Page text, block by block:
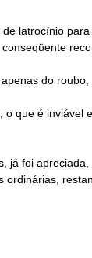
já foi apreciada,